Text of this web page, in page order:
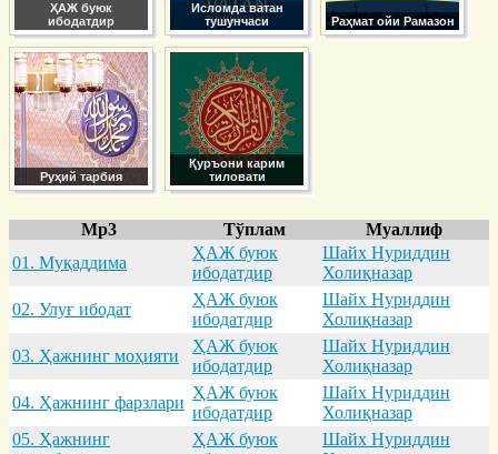
ҲАЖ буюк
ибодатдир
Исломда ватан
тушунчаси
Раҳмат ойи Рамазон
Руҳий тарбия
Қуръони карим
тиловати
Mp3 Тўплам
Муаллиф
01. Муқaддимa
ҲАЖ буюк
ибодатдир
Шайх Нуриддин
Холиқназар
02. Улуғ ибодaт
ҲАЖ буюк
ибодатдир
Шайх Нуриддин
Холиқназар
03. Ҳaжнинг моҳияти
ҲАЖ буюк
ибодатдир
Шайх Нуриддин
Холиқназар
04. Ҳaжнинг фaрзлaри
ҲАЖ буюк
ибодатдир
Шайх Нуриддин
Холиқназар
05. Ҳaжнинг
ҲАЖ буюк
Шайх Нуриддин